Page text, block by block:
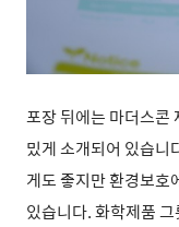
포장 뒤에는 마더스콘
밌게 소개되어 있습니
게도 좋지만 환경보호
있습니다. 화학제품